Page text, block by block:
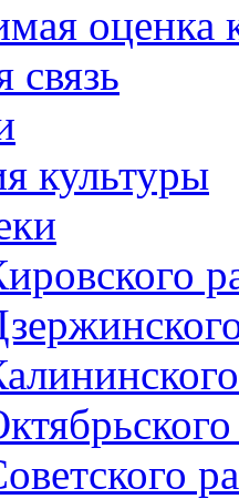
оценка
связь
культуры